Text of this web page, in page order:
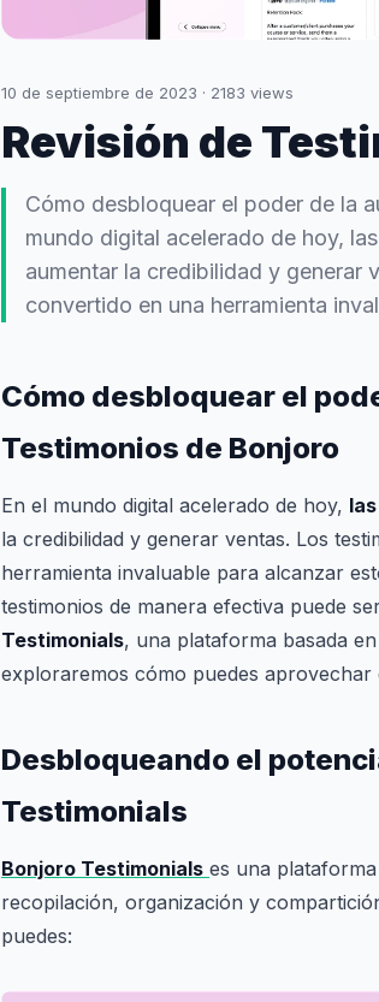
10 de septiembre de 2023 · 2183 views
Revisión de
Cómo desbloquear el poder de la
mundo digital acelerado de hoy,
aumentar la credibilidad y generar
convertido en una herramienta
Cómo desbloquear el
Testimonios de Bonjoro
En el mundo digital acelerado de hoy,
la credibilidad y generar ventas. Los
herramienta invaluable para alcanzar
testimonios de manera efectiva puede
Testimonials, una plataforma basada
exploraremos cómo puedes aprovechar
Desbloqueando el
Testimonials
Bonjoro Testimonials es una
recopilación, organización y
puedes: